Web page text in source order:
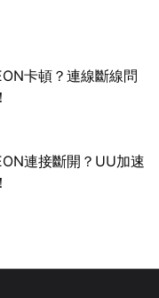
卡頓？連線斷線問
連接斷開？UU加速